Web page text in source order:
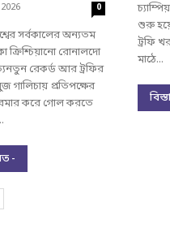
0
সর্বকালের অন্যতম
ক্রিশ্চিয়ানো রোনালদো
রেকর্ড আর ট্রফির
গালিচায় প্রতিপক্ষের
করে গোল করতে
-
শুরু হয়ে
ট্রফি
মাঠে...